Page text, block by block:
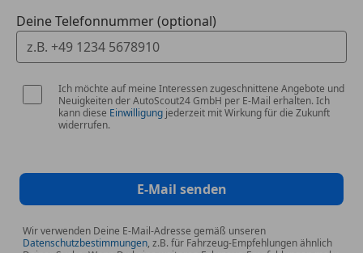
Aktive Kopfstützen vorn
Antriebsart: Frontantrieb
Außenspiegel automatisch elektr. anklappbar
Autom. Begleitfunktion der Beleuchtung (Follow
me home, FMH)
Blinkleuchte in Außenspiegel integriert
(Kunststoffausführung)
Dachhimmel schwarz
Elektr. Bremskraftverteilung
Fahrassistenz-System: Bergabfahrkontrolle (HDC /
Deine Telefonnummer (optional)
Ich möchte auf meine Interessen zugeschnittene Angebote und
Neuigkeiten der AutoScout24 GmbH per E-Mail erhalten. Ich
kann diese Einwilligung jederzeit mit Wirkung für die Zukunft
widerrufen.
E-Mail senden
Wir verwenden Deine E-Mail-Adresse gemäß unseren
Datenschutzbestimmungen, z.B. für Fahrzeug-Empfehlungen ähnlich